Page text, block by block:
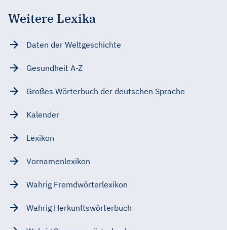
Weitere Lexika
Daten der Weltgeschichte
Gesundheit A-Z
Großes Wörterbuch der deutschen Sprache
Kalender
Lexikon
Vornamenlexikon
Wahrig Fremdwörterlexikon
Wahrig Herkunftswörterbuch